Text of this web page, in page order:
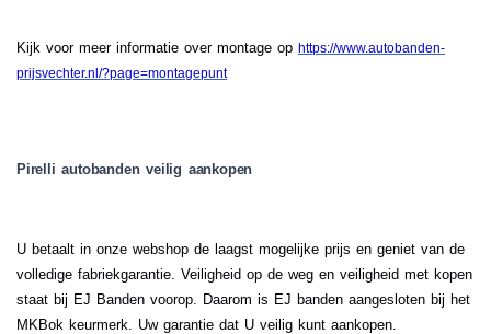
Kijk voor meer informatie over montage op https://www.autobanden-
prijsvechter.nl/?page=montagepunt
Pirelli autobanden veilig aankopen
U betaalt in onze webshop de laagst mogelijke prijs en geniet van de
volledige fabriekgarantie. Veiligheid op de weg en veiligheid met kopen
staat bij EJ Banden voorop. Daarom is EJ banden aangesloten bij het
MKBok keurmerk. Uw garantie dat U veilig kunt aankopen.